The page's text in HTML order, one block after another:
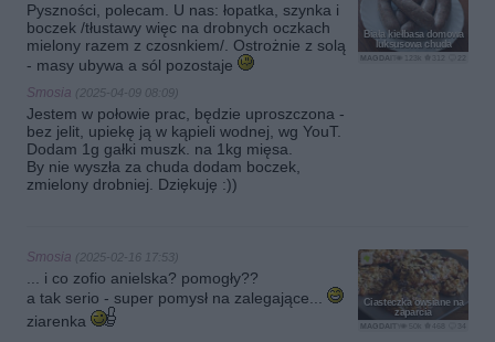
Biała kiełbasa domowa
luksusowa chuda
MAGDAITYLE
Pyszności, polecam. U nas: łopatka, szynka i
boczek /tłustawy więc na drobnych oczkach
mielony razem z czosnkiem/. Ostrożnie z solą
- masy ubywa a sól pozostaje
Smosia (2025-04-09 08:09)
Jestem w połowie prac, będzie uproszczona -
bez jelit, upiekę ją w kąpieli wodnej, wg YouT.
Dodam 1g gałki muszk. na 1kg mięsa.
By nie wyszła za chuda dodam boczek,
zmielony drobniej. Dziękuję :))
Ciasteczka owsiane na
zaparcia
468 34
MAGDAITYLE
Smosia (2025-02-16 17:53)
... i co zofio anielska? pomogły??
a tak serio - super pomysł na zalegające...
ziarenka